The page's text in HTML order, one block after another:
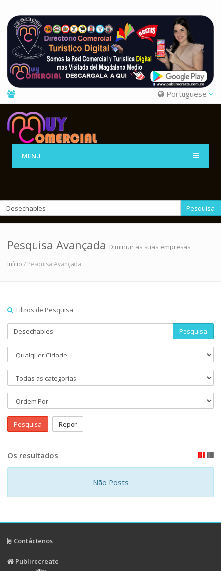
Portuguese
MENU
Pesquisa
Pesquisa Avançada Diminuir as suas empresas
Início / Pesquisa Avançada
Filtros de Pesquisa
Pesquisa
Pesquisa Repor
Os resultados
Não Posts
Contáctenos
Publirecreate